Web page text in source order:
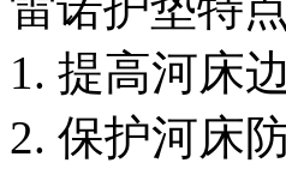
1. 提高河床
2. 保护河床